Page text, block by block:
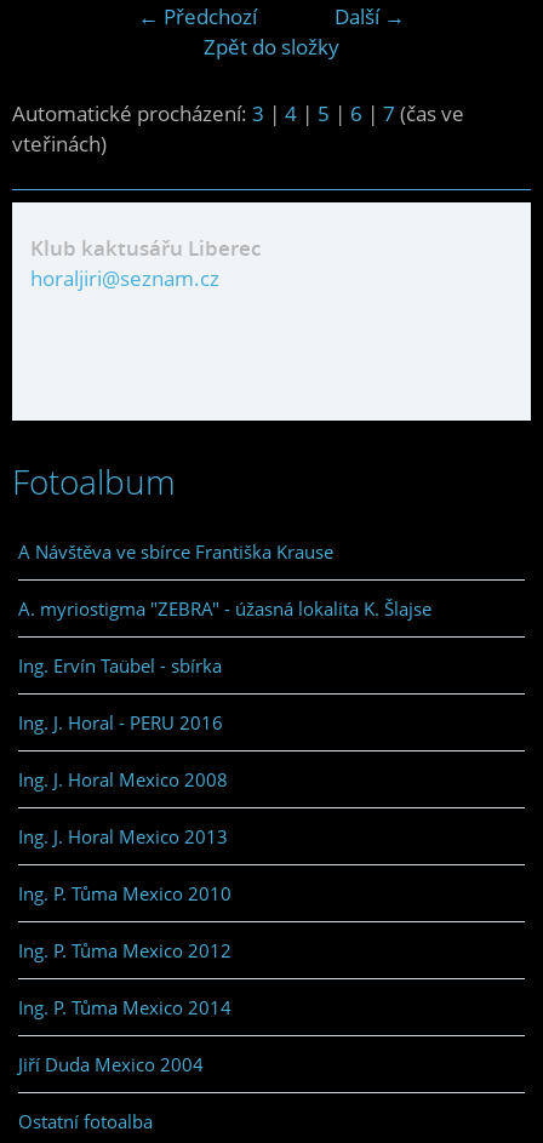
← Předchozí
Další →
Zpět do složky
Automatické procházení: 3 | 4 | 5 | 6 | 7 (čas ve
vteřinách)
Klub kaktusářu Liberec
horaljiri@seznam.cz
Fotoalbum
A Návštěva ve sbírce Františka Krause
A. myriostigma "ZEBRA" - úžasná lokalita K. Šlajse
Ing. Ervín Taübel - sbírka
Ing. J. Horal - PERU 2016
Ing. J. Horal Mexico 2008
Ing. J. Horal Mexico 2013
Ing. P. Tůma Mexico 2010
Ing. P. Tůma Mexico 2012
Ing. P. Tůma Mexico 2014
Jiří Duda Mexico 2004
Ostatní fotoalba